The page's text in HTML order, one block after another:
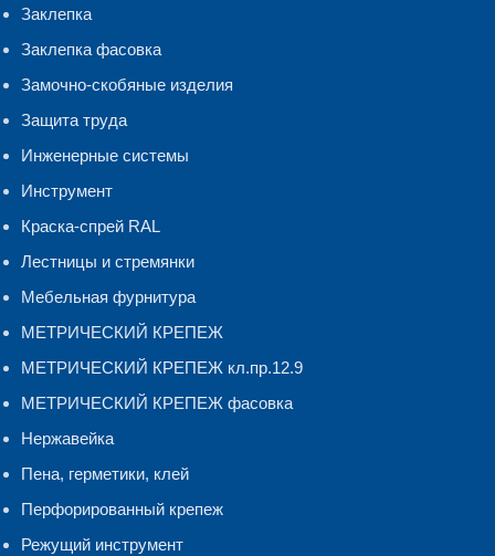
Заклепка
Заклепка фасовка
Замочно-скобяные изделия
Защита труда
Инженерные системы
Инструмент
Краска-спрей RAL
Лестницы и стремянки
Мебельная фурнитура
МЕТРИЧЕСКИЙ КРЕПЕЖ
МЕТРИЧЕСКИЙ КРЕПЕЖ кл.пр.12.9
МЕТРИЧЕСКИЙ КРЕПЕЖ фасовка
Нержавейка
Пена, герметики, клей
Перфорированный крепеж
Режущий инструмент